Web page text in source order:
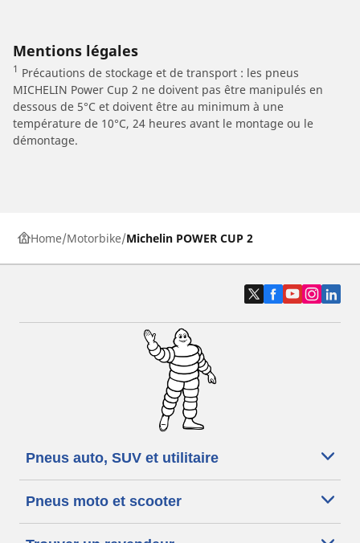
Mentions légales
1 Précautions de stockage et de transport : les pneus
MICHELIN Power Cup 2 ne doivent pas être manipulés en
dessous de 5°C et doivent être au minimum à une
température de 10°C, 24 heures avant le montage ou le
démontage.
Home Motorbike Michelin POWER CUP 2
Pneus auto, SUV et utilitaire
Pneus moto et scooter